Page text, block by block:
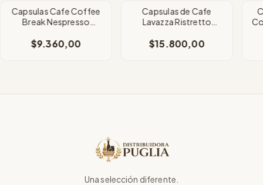
Capsulas Cafe Coffee
Break Nespresso
$9.360,00
Capsulas de Cafe
Lavazza Ristretto
$15.800,00
Una selección diferente.